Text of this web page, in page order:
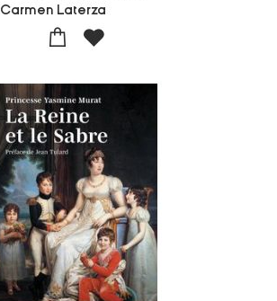
Carmen Laterza